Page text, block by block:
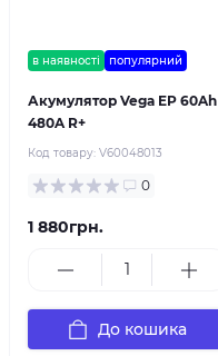
в наявності популярний
Акумулятор Vega EP 60Ah
480A R+
Код товару: V60048013
0
1 880грн.
До кошика